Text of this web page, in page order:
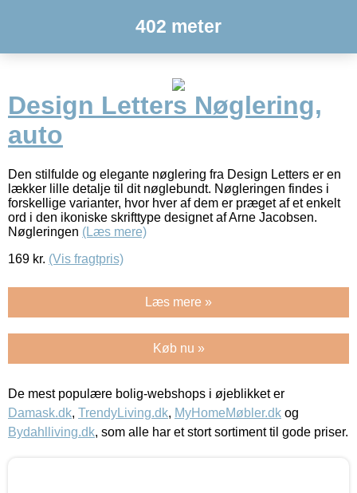
402 meter
Design Letters Nøglering,
auto
Den stilfulde og elegante nøglering fra Design Letters er en
lækker lille detalje til dit nøglebundt. Nøgleringen findes i
forskellige varianter, hvor hver af dem er præget af et enkelt
ord i den ikoniske skrifttype designet af Arne Jacobsen.
Nøgleringen (Læs mere)
169 kr. (Vis fragtpris)
Læs mere »
Køb nu »
De mest populære bolig-webshops i øjeblikket er
Damask.dk, TrendyLiving.dk, MyHomeMøbler.dk og
Bydahlliving.dk, som alle har et stort sortiment til gode priser.